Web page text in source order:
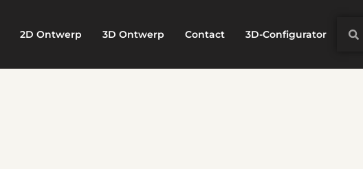
2D Ontwerp 3D Ontwerp Contact 3D-Configurator